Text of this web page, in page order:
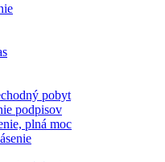
pobyt
podpisov
plná moc